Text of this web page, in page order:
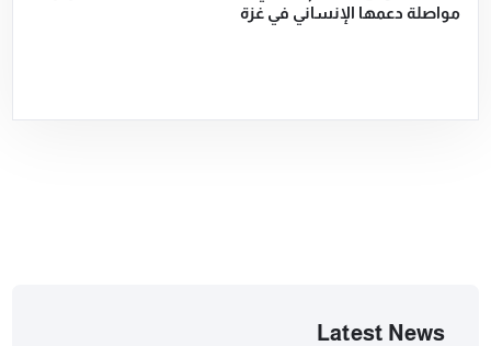
مواصلة دعمها الإنساني في غزة
Latest News